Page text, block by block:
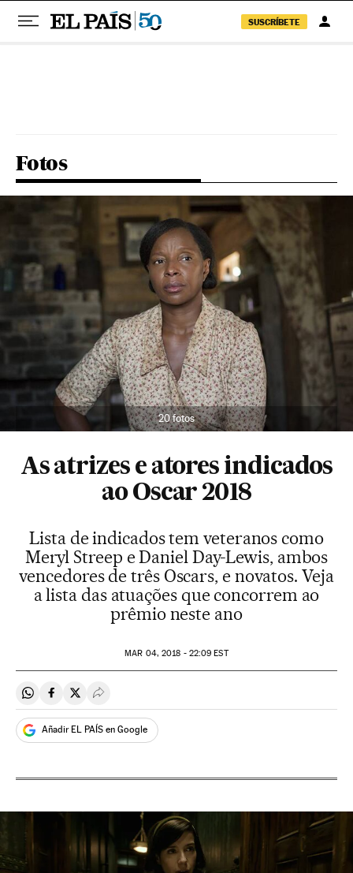
SUSCRÍBETE
Fotos
20 fotos
As atrizes e atores indicados
ao Oscar 2018
Lista de indicados tem veteranos como
Meryl Streep e Daniel Day-Lewis, ambos
vencedores de três Oscars, e novatos. Veja
a lista das atuações que concorrem ao
prêmio neste ano
MAR 04, 2018 - 22:09 EST
Compartir en Whatsapp
Compartir en Facebook
Compartir en Twitter
Desplegar Redes Sociales
Añadir EL PAÍS en Google